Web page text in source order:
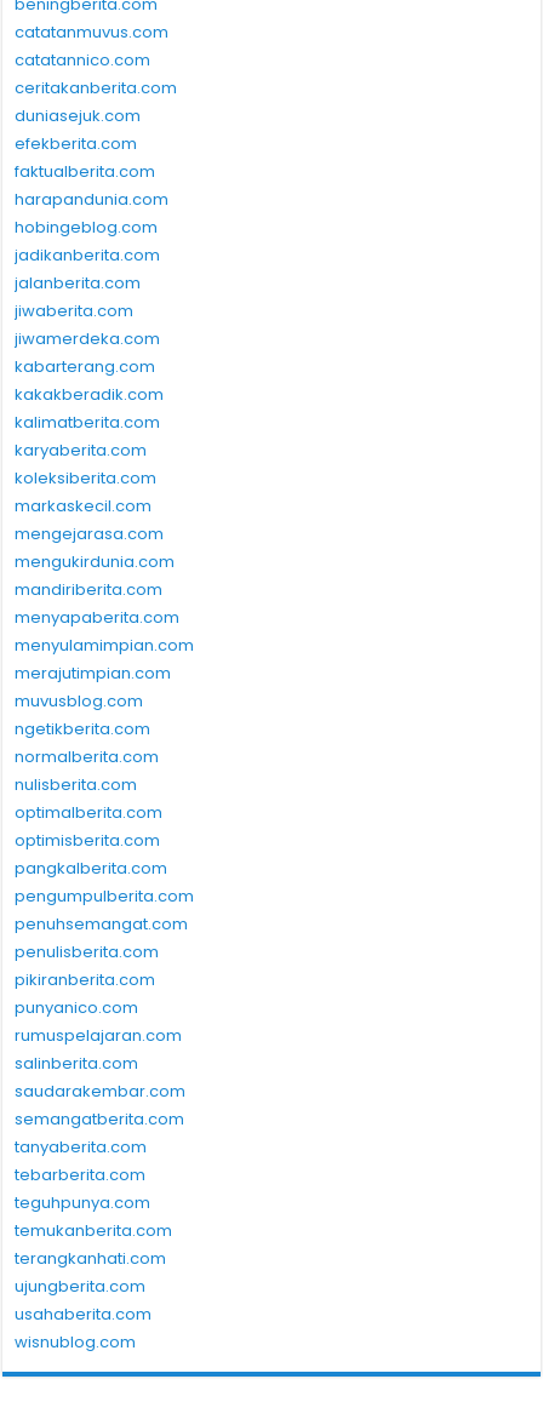
beningberita.com
catatanmuvus.com
catatannico.com
ceritakanberita.com
duniasejuk.com
efekberita.com
faktualberita.com
harapandunia.com
hobingeblog.com
jadikanberita.com
jalanberita.com
jiwaberita.com
jiwamerdeka.com
kabarterang.com
kakakberadik.com
kalimatberita.com
karyaberita.com
koleksiberita.com
markaskecil.com
mengejarasa.com
mengukirdunia.com
mandiriberita.com
menyapaberita.com
menyulamimpian.com
merajutimpian.com
muvusblog.com
ngetikberita.com
normalberita.com
nulisberita.com
optimalberita.com
optimisberita.com
pangkalberita.com
pengumpulberita.com
penuhsemangat.com
penulisberita.com
pikiranberita.com
punyanico.com
rumuspelajaran.com
salinberita.com
saudarakembar.com
semangatberita.com
tanyaberita.com
tebarberita.com
teguhpunya.com
temukanberita.com
terangkanhati.com
ujungberita.com
usahaberita.com
wisnublog.com